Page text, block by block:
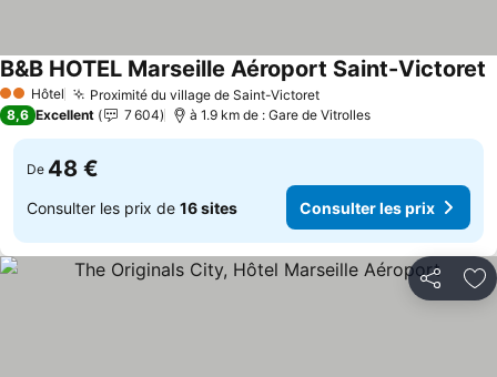
2 Étoiles
Hôtel Proximité du village de Saint-VictoretConsulter les prix
B&B HOTEL Marseille Aéroport Saint-Victoret
8,6 Excellent 7 604 à 1.9 km de : Gare de Vitrolles
De 48 €
Consulter les prix de 16 sites Consulter les prix
Partager